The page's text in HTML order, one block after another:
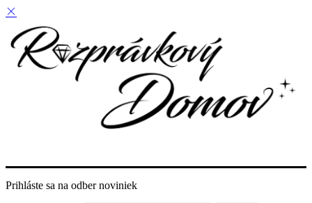
Prihláste sa na odber noviniek